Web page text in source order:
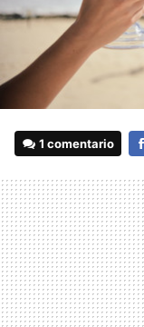
1 comentario